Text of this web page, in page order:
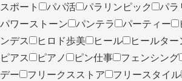
スポート
パパ活 パラリンピック
パラ
パワーストーン
パンテラ パーティー
ンデス
ヒロド歩美 ヒール ヒールター
ピアス
ピアノ ピン仕事 フェンシング
デー
フリークスストア フリースタイル